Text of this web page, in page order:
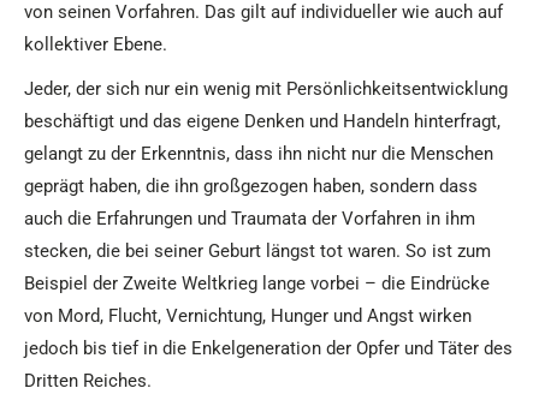
von seinen Vorfahren. Das gilt auf individueller wie auch auf
kollektiver Ebene.
Jeder, der sich nur ein wenig mit Persönlichkeitsentwicklung
beschäftigt und das eigene Denken und Handeln hinterfragt,
gelangt zu der Erkenntnis, dass ihn nicht nur die Menschen
geprägt haben, die ihn großgezogen haben, sondern dass
auch die Erfahrungen und Traumata der Vorfahren in ihm
stecken, die bei seiner Geburt längst tot waren. So ist zum
Beispiel der Zweite Weltkrieg lange vorbei – die Eindrücke
von Mord, Flucht, Vernichtung, Hunger und Angst wirken
jedoch bis tief in die Enkelgeneration der Opfer und Täter des
Dritten Reiches.